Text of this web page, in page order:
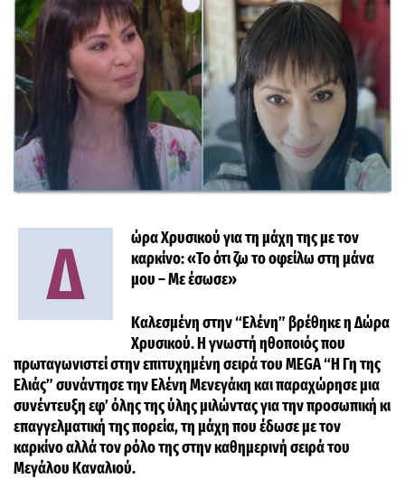
Δ
ώρα Χρυσικού για τη μάχη της με τον
καρκίνο: «Το ότι ζω το οφείλω στη μάνα
μου – Με έσωσε»
Καλεσμένη στην “Ελένη” βρέθηκε η Δώρα
Χρυσικού. Η γνωστή ηθοποιός που
πρωταγωνιστεί στην επιτυχημένη σειρά του MEGA “Η Γη της
Ελιάς” συνάντησε την Ελένη Μενεγάκη και παραχώρησε μια
συνέντευξη εφ’ όλης της ύλης μιλώντας για την προσωπική κι
επαγγελματική της πορεία, τη μάχη που έδωσε με τον
καρκίνο αλλά τον ρόλο της στην καθημερινή σειρά του
Μεγάλου Καναλιού.